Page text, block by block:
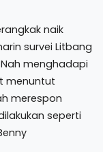
naik
survei Litbang
menghadapi
menuntut
merespon
seperti